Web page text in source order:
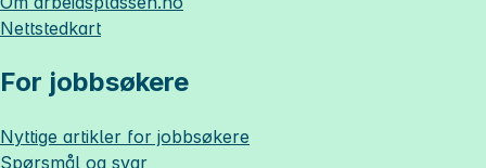
Nettstedkart
For jobbsøkere
Nyttige artikler for jobbsøkere
Spørsmål og svar